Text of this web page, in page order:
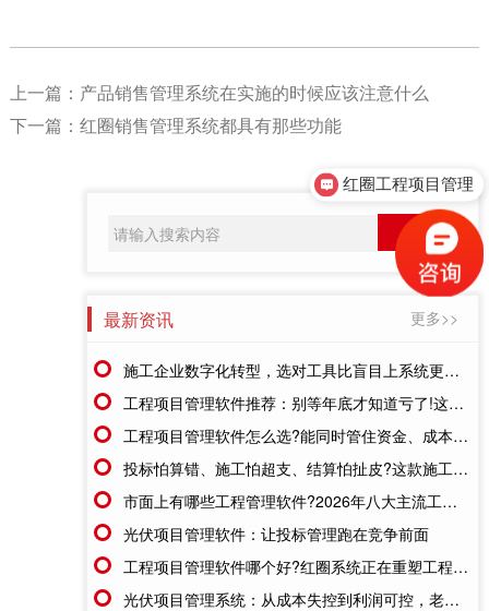
上一篇： 产品销售管理系统在实施的时候应该注意什么
下一篇： 红圈销售管理系统都具有那些功能
最新资讯 更多>>
施工企业数字化转型，选对工具比盲目上系统更重要
工程项目管理软件推荐：别等年底才知道亏了!这套系统让每一分钱都有迹可循
工程项目管理软件怎么选?能同时管住资金、成本、进度的才靠谱
投标怕算错、施工怕超支、结算怕扯皮?这款施工成本管理系统一招全解决
市面上有哪些工程管理软件?2026年八大主流工具深度盘点
光伏项目管理软件：让投标管理跑在竞争前面
工程项目管理软件哪个好?红圈系统正在重塑工程企业的"数字大脑"
光伏项目管理系统：从成本失控到利润可控，老板只需做对一步
红圈工程项目管理